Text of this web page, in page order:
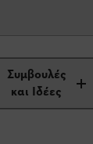
Συμβουλές
και Ιδέες